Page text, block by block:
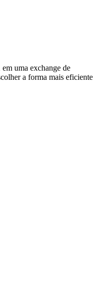
uma exchange de
a forma mais eficiente